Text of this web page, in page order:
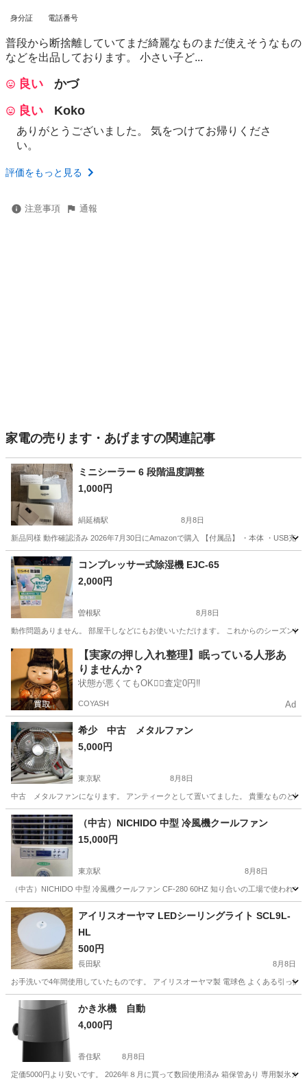
身分証 電話番号
普段から断捨離していてまだ綺麗なものまだ使えそうなもの
などを出品しております。 小さい子ど...
良い
かづ
良い
Koko
ありがとうございました。 気をつけてお帰りくださ
い。
評価をもっと見る
注意事項 通報
家電の売ります・あげますの関連記事
ミニシーラー 6 段階温度調整
1,000円
絹延橋駅 8月8日
新品同様 動作確認済み 2026年7月30日にAmazonで購入 【付属品】 ・本体 ・USB充
兵庫 川西市 絹延橋駅 キッチン家電
コンプレッサー式除湿機 EJC-65
2,000円
曽根駅 8月8日
動作問題ありません。 部屋干しなどにもお使いいただけます。 これからのシーズンに
兵庫 高砂市 曽根駅 生活家電 除湿機
【実家の押し入れ整理】眠っている人形あ
りませんか？
状態が悪くてもOK🙆‍♀️査定0円‼️
COYASH Ad
希少 中古 メタルファン
5,000円
東京駅 8月8日
中古 メタルファンになります。 アンティークとして置いてました。 貴重なものと思
兵庫 神戸市 東京駅 季節、空調家電 市内
（中古）NICHIDO 中型 冷風機クールファン
15,000円
東京駅 8月8日
（中古）NICHIDO 中型 冷風機クールファン CF-280 60HZ 知り合いの工場で使われ
兵庫 神戸市 東京駅 季節、空調家電 冷風機
アイリスオーヤマ LEDシーリングライト SCL9L-
HL
500円
長田駅 8月8日
お手洗いで4年間使用していたものです。 アイリスオーヤマ製 電球色 よくある引っ
兵庫 神戸市 長田駅 その他
かき氷機 自動
4,000円
香住駅 8月8日
定価5000円より安いです。 2026年８月に買って数回使用済み 箱保管あり 専用製氷